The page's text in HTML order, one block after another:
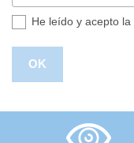
He leído y acepto la